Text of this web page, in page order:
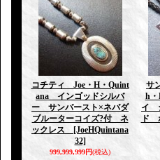
コチティ Joe・H・Quint
ana インゴッドシルバ
ー サンバースト×ネバダ
ブルーターコイズ?付 ネ
ックレス
[JoeHQuintana
32]
999,999,999円(税込)
サ
h
イ
ド